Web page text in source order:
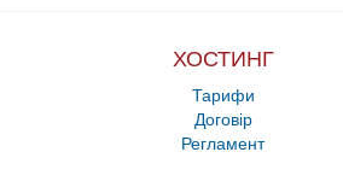
ХОСТИНГ
Тарифи
Договір
Регламент